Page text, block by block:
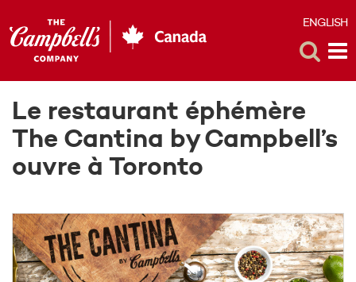
ENGLISH
Le restaurant éphémère
The Cantina by Campbell’s
ouvre à Toronto